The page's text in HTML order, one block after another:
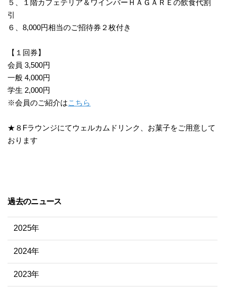
５、１階カフェテリア＆ワインバーＨＡＧＡＲＥの飲食代割
引
６、8,000円相当のご招待券２枚付き
【１回券】
会員 3,500円
一般 4,000円
学生 2,000円
※会員のご紹介はこちら
★８Fラウンジにてウェルカムドリンク、お菓子をご用意して
おります
過去のニュース
2025年
2024年
2023年